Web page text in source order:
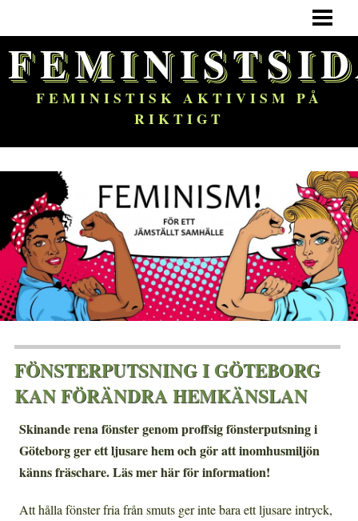
FEMINISM
OM BLOGGEN
FEMINISTISK AKTIVISM PÅ
RIKTIGT
FÖNSTERPUTSNING I GÖTEBORG
KAN FÖRÄNDRA HEMKÄNSLAN
Skinande rena fönster genom proffsig fönsterputsning i
Göteborg ger ett ljusare hem och gör att inomhusmiljön
känns fräschare. Läs mer här för information!
Att hålla fönster fria från smuts ger inte bara ett ljusare intryck,